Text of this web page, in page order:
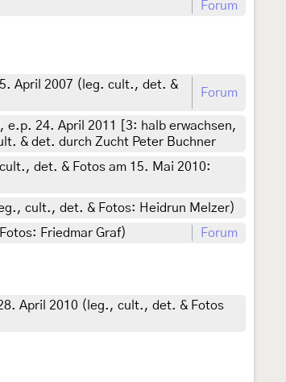
Forum
April 2007 (leg. cult., det. &
Forum
e.p. 24. April 2011 [3: halb erwachsen,
& det. durch Zucht Peter Buchner
det. & Fotos am 15. Mai 2010:
cult., det. & Fotos: Heidrun Melzer)
Friedmar Graf) Forum
April 2010 (leg., cult., det. & Fotos